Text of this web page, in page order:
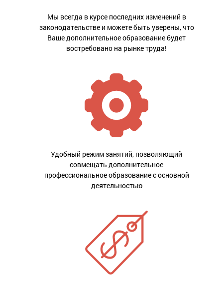
Мы всегда в курсе последних изменений в
законодательстве и можете быть уверены, что
Ваше дополнительное образование будет
востребовано на рынке труда!
Удобный режим занятий, позволяющий
совмещать дополнительное
профессиональное образование с основной
деятельностью